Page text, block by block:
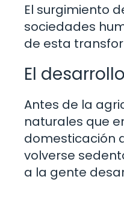
El surgimiento
sociedades
de esta
El
Antes de la
naturales que
domesticación
volverse
a la gente